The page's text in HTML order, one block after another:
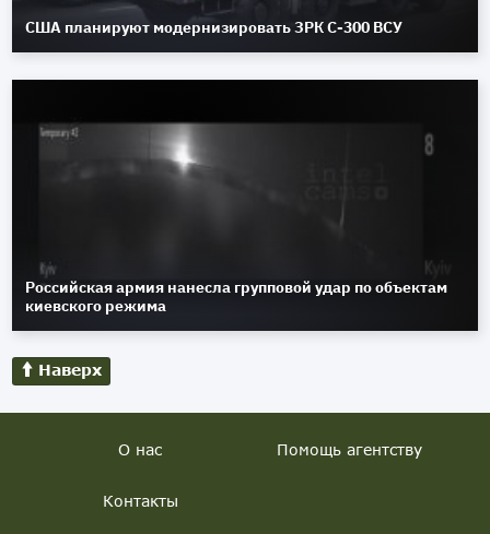
США планируют модернизировать ЗРК С-300 ВСУ
Российская армия нанесла групповой удар по объектам
киевского режима
Наверх
О нас Помощь агентству
Контакты